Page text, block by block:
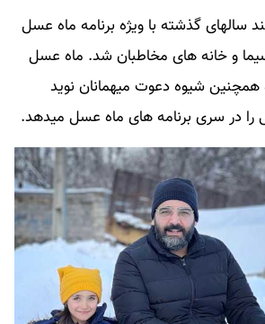
سالهای گذشته با ویژه برنامه ماه عسل
و خانه های مخاطبان شد. ماه عسل
و همچنین شیوه دعوت میهمانان نوید
را در سری برنامه های ماه عسل میدهد.